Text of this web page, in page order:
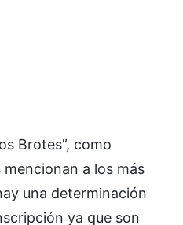
Brotes”, como
a los más
una determinación
ya que son